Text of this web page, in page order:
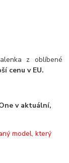
z oblíbené
cenu v EU.
v aktuální,
model, který